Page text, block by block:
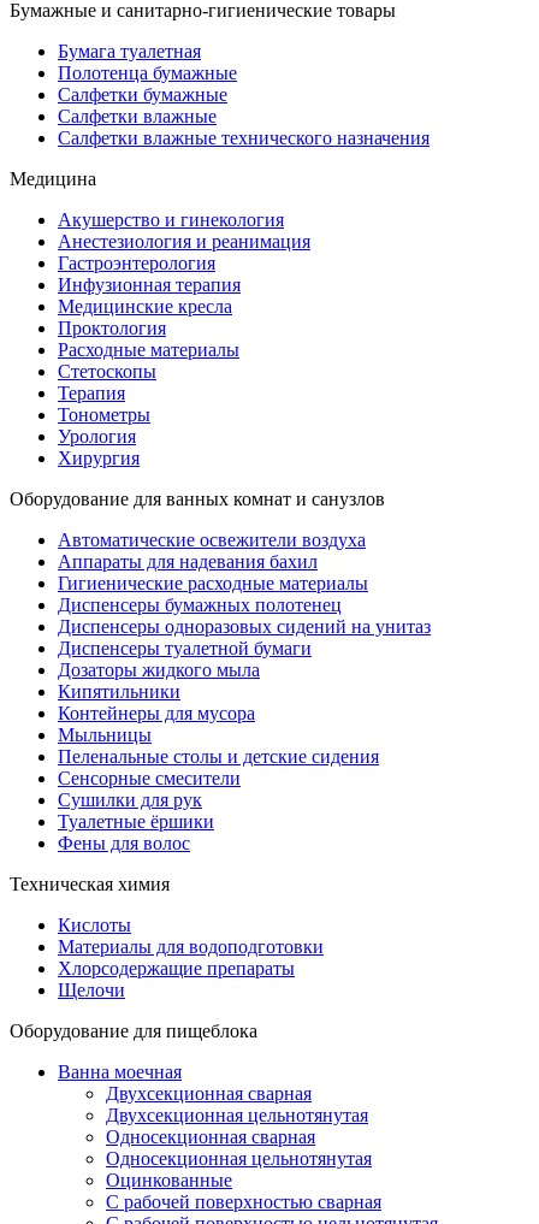
Бумажные и санитарно-гигиенические товары
Бумага туалетная
Полотенца бумажные
Салфетки бумажные
Салфетки влажные
Салфетки влажные технического назначения
Медицина
Акушерство и гинекология
Анестезиология и реанимация
Гастроэнтерология
Инфузионная терапия
Медицинские кресла
Проктология
Расходные материалы
Стетоскопы
Терапия
Тонометры
Урология
Хирургия
Оборудование для ванных комнат и санузлов
Автоматические освежители воздуха
Аппараты для надевания бахил
Гигиенические расходные материалы
Диспенсеры бумажных полотенец
Диспенсеры одноразовых сидений на унитаз
Диспенсеры туалетной бумаги
Дозаторы жидкого мыла
Кипятильники
Контейнеры для мусора
Мыльницы
Пеленальные столы и детские сидения
Сенсорные смесители
Сушилки для рук
Туалетные ёршики
Фены для волос
Техническая химия
Кислоты
Материалы для водоподготовки
Хлорсодержащие препараты
Щелочи
Оборудование для пищеблока
Ванна моечная
Двухсекционная сварная
Двухсекционная цельнотянутая
Односекционная сварная
Односекционная цельнотянутая
Оцинкованные
С рабочей поверхностью сварная